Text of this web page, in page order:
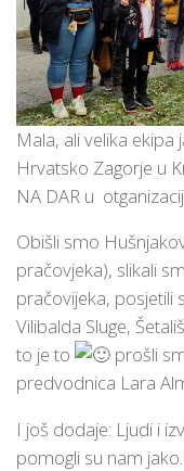
Mala, ali velika
Hrvatsko Zagorje u
NA DAR u
Obišli smo
pračovjeka), slikali
pračovijeka, posjetili
Vilibalda Sluge,
to je to
prošli
predvodnica Lara
I još dodaje: Ljudi i
pomogli su nam